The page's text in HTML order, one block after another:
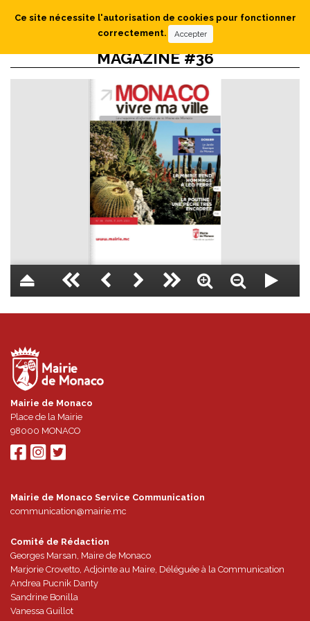
MAGAZINE #36
Mairie de Monaco
Place de la Mairie
98000 MONACO
Mairie de Monaco Service Communication
communication@mairie.mc
Comité de Rédaction
Georges Marsan, Maire de Monaco
Marjorie Crovetto, Adjointe au Maire, Déléguée à la Communication
Andrea Pucnik Danty
Sandrine Bonilla
Vanessa Guillot
Ce site nécessite l'autorisation de cookies pour fonctionner
correctement.
Accepter